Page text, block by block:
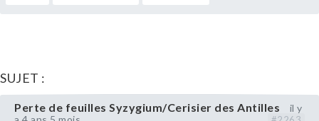
SUJET :
Perte de feuilles Syzygium/Cerisier des Antilles
il y